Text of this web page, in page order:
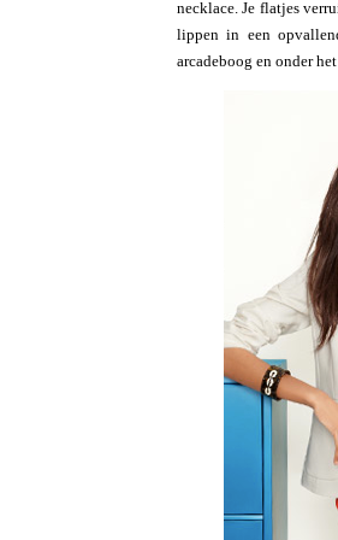
necklace. Je flatjes
lippen in een
arcadeboog en onder